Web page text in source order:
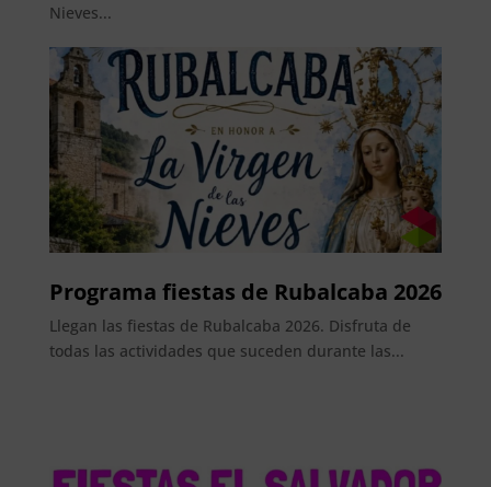
Nieves...
Programa fiestas de Rubalcaba 2026
Llegan las fiestas de Rubalcaba 2026. Disfruta de
todas las actividades que suceden durante las...